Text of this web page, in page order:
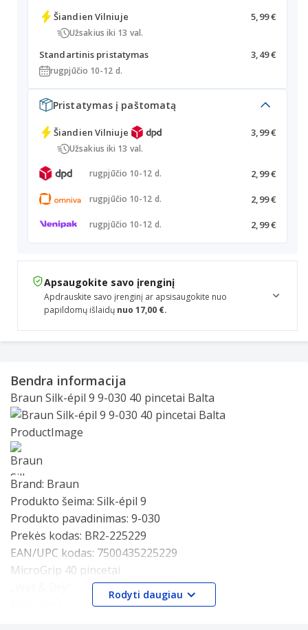
Šiandien Vilniuje 5,99 €
Užsakius iki 13 val.
Standartinis pristatymas 3,49 €
rugpjūčio 10-12 d.
Pristatymas į paštomatą
Šiandien Vilniuje 3,99 €
Užsakius iki 13 val.
rugpjūčio 10-12 d. 2,99 €
rugpjūčio 10-12 d. 2,99 €
rugpjūčio 10-12 d. 2,99 €
Apsaugokite savo įrenginį
Apdrauskite savo įrenginį ar apsisaugokite nuo
papildomų išlaidų nuo 17,00 €.
Bendra informacija
Braun Silk-épil 9 9-030 40 pincetai Balta
Slide 1 of 1
Brand: Braun
Produkto šeima: Silk-épil 9
Produkto pavadinimas: 9-030
Prekės kodas: BR2-225229
EAN/UPC kodas: 7500435225229
MicroGrip 40 pincetai
Rodyti daugiau